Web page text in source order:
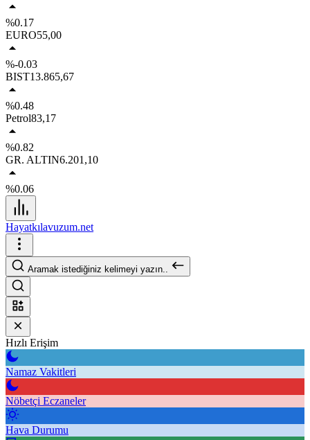
%0.17
EURO55,00
%-0.03
BIST13.865,67
%0.48
Petrol83,17
%0.82
GR. ALTIN6.201,10
%0.06
Hayatkılavuzum.net
Aramak istediğiniz kelimeyi yazın..
Hızlı Erişim
Namaz Vakitleri
Nöbetçi Eczaneler
Hava Durumu